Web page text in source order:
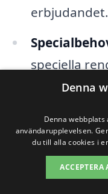
erbjudandet.
speciella
miljövänlig
påverka
Genom att
Denna
Denna
användarupplevelsen.
du till alla cookies i
ACCEPTERA